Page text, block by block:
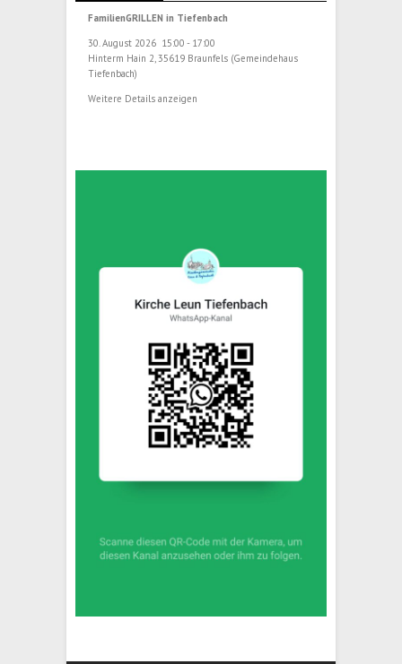
FamilienGRILLEN in Tiefenbach
30. August 2026 15:00 - 17:00
Hinterm Hain 2, 35619 Braunfels (Gemeindehaus
Tiefenbach)
Weitere Details anzeigen